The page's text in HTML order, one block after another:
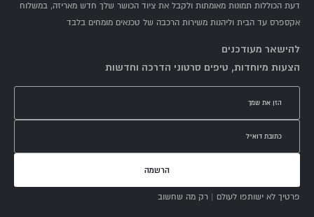
דעת הכוללות תמונות מאומתות ולקבל את ציוד הכושר שלך חדש מאריזה, במשלוח
אקספרס עד הבית וליהנות משירות הרכבה של טכנאים מומחים בלבד
להישאר מעודכנים
הצעות מיוחדות, טיפים סרטוני הדרכה וחדשות
הרשמה
פרטיך לא ישותפו לעולם | רק מה שחשוב